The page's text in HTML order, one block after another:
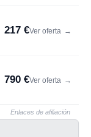
217 €Ver oferta →
790 €Ver oferta →
Enlaces de afiliación